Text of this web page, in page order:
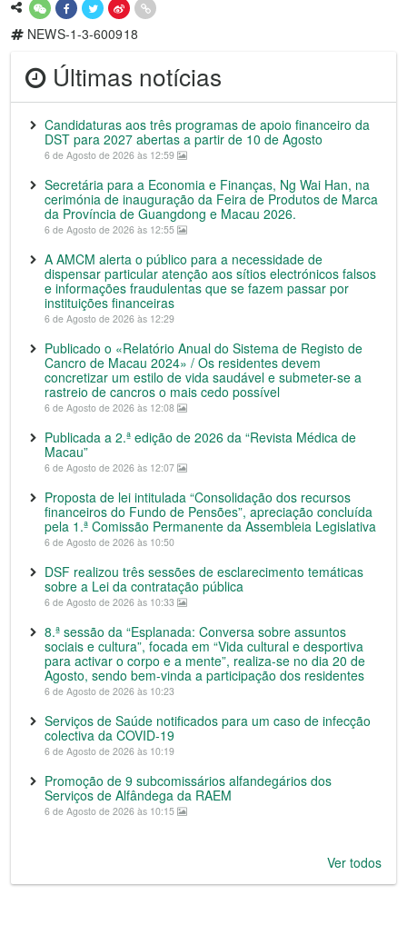
NEWS-1-3-600918
Últimas notícias
Candidaturas aos três programas de apoio financeiro da
DST para 2027 abertas a partir de 10 de Agosto
6 de Agosto de 2026 às 12:59
Secretária para a Economia e Finanças, Ng Wai Han, na
cerimónia de inauguração da Feira de Produtos de Marca
da Província de Guangdong e Macau 2026.
6 de Agosto de 2026 às 12:55
A AMCM alerta o público para a necessidade de
dispensar particular atenção aos sítios electrónicos falsos
e informações fraudulentas que se fazem passar por
instituições financeiras
6 de Agosto de 2026 às 12:29
Publicado o «Relatório Anual do Sistema de Registo de
Cancro de Macau 2024» / Os residentes devem
concretizar um estilo de vida saudável e submeter-se a
rastreio de cancros o mais cedo possível
6 de Agosto de 2026 às 12:08
Publicada a 2.ª edição de 2026 da “Revista Médica de
Macau”
6 de Agosto de 2026 às 12:07
Proposta de lei intitulada “Consolidação dos recursos
financeiros do Fundo de Pensões”, apreciação concluída
pela 1.ª Comissão Permanente da Assembleia Legislativa
6 de Agosto de 2026 às 10:50
DSF realizou três sessões de esclarecimento temáticas
sobre a Lei da contratação pública
6 de Agosto de 2026 às 10:33
8.ª sessão da “Esplanada: Conversa sobre assuntos
sociais e cultura”, focada em “Vida cultural e desportiva
para activar o corpo e a mente”, realiza-se no dia 20 de
Agosto, sendo bem-vinda a participação dos residentes
6 de Agosto de 2026 às 10:23
Serviços de Saúde notificados para um caso de infecção
colectiva da COVID-19
6 de Agosto de 2026 às 10:19
Promoção de 9 subcomissários alfandegários dos
Serviços de Alfândega da RAEM
6 de Agosto de 2026 às 10:15
Ver todos